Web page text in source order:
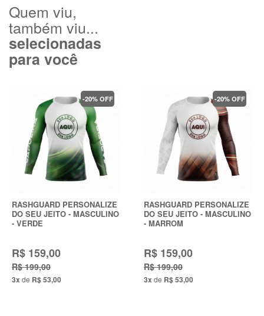
Quem viu,
também viu...
selecionadas
para você
RASHGUARD PERSONALIZE
DO SEU JEITO - MASCULINO
- MARROM
-20% OFF
R$ 159,00
R$ 199,00
3x deR$ 53,00
RASHGUARD PERSONALIZE
DO SEU JEITO - MASCULINO
- AMARELA
-20% OFF
R$ 159,00
R$ 199,00
3x deR$ 53,00